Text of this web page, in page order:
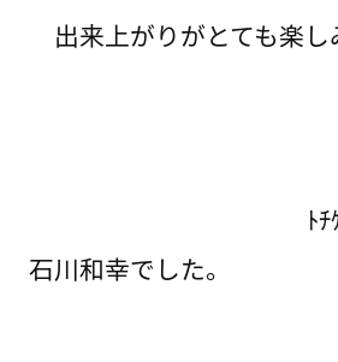
出来上がりがとても楽し
ﾄﾁｹﾝﾌﾞﾛｸﾞ
石川和幸でした。